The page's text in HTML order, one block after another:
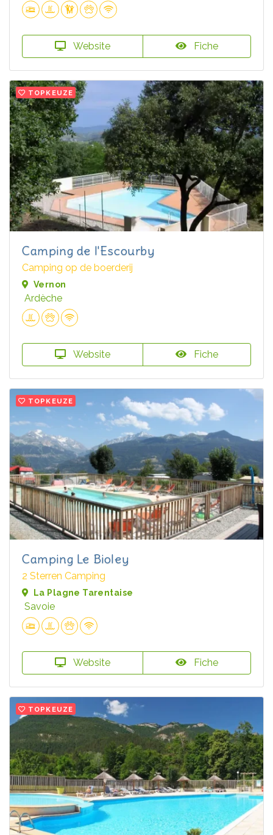
Website Fiche
TOPKEUZE
Camping de l'Escourby
Camping op de boerderij
Vernon
Ardèche
Website Fiche
TOPKEUZE
Camping Le Bioley
2 Sterren Camping
La Plagne Tarentaise
Savoie
Website Fiche
TOPKEUZE